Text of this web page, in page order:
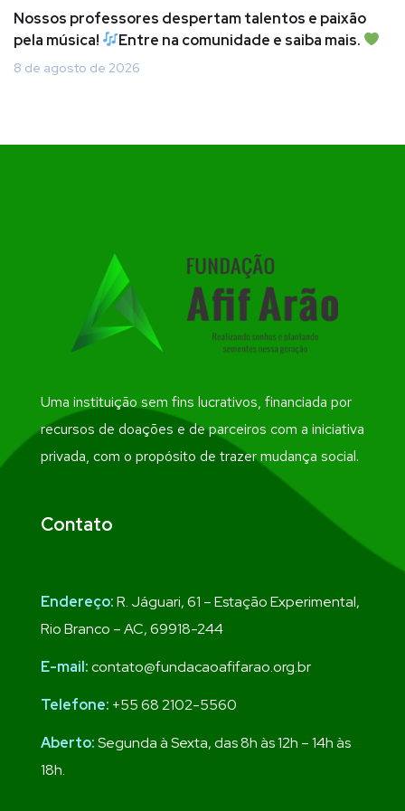
Nossos professores despertam talentos e paixão
pela música!
Entre na comunidade e saiba mais.
8 de agosto de 2026
Uma instituição sem fins lucrativos, financiada por
recursos de doações e de parceiros com a iniciativa
privada, com o propósito de trazer mudança social.
Contato
Endereço:R. Jáguari, 61 – Estação Experimental,
Rio Branco – AC, 69918-244
E-mail:contato@fundacaoafifarao.org.br
Telefone: +55 68 2102-5560
Aberto:Segunda à Sexta, das 8h às 12h – 14h às
18h.